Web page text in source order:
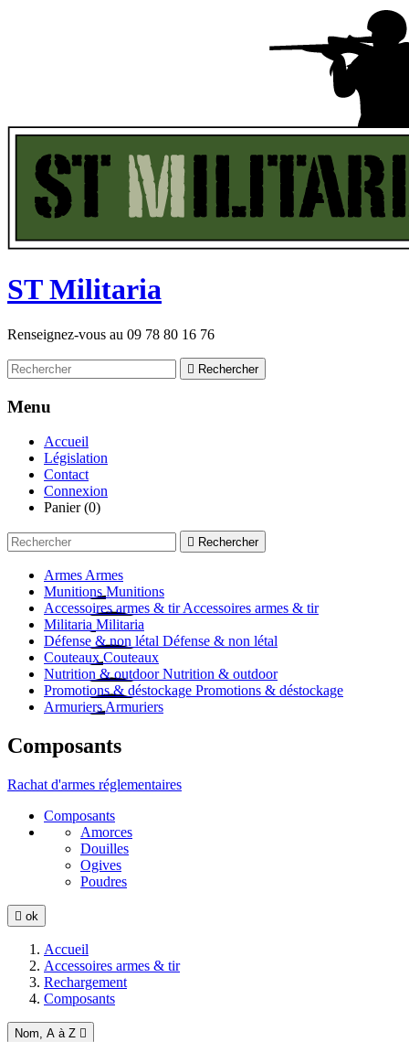
STMilitaria
Renseignez-vous au 09 78 80 16 76
 Rechercher
Menu
Accueil
Législation
Contact
Connexion
Panier (0)
 Rechercher
Armes Armes
Munitions Munitions
Accessoires armes & tir Accessoires armes & tir
Militaria Militaria
Défense & non létal Défense & non létal
Couteaux Couteaux
Nutrition & outdoor Nutrition & outdoor
Promotions & déstockage Promotions & déstockage
Armuriers Armuriers
Composants
Rachat d'armes réglementaires
Composants
Amorces
Douilles
Ogives
Poudres
 ok
Accueil
Accessoires armes & tir
Rechargement
Composants
Nom, A à Z 